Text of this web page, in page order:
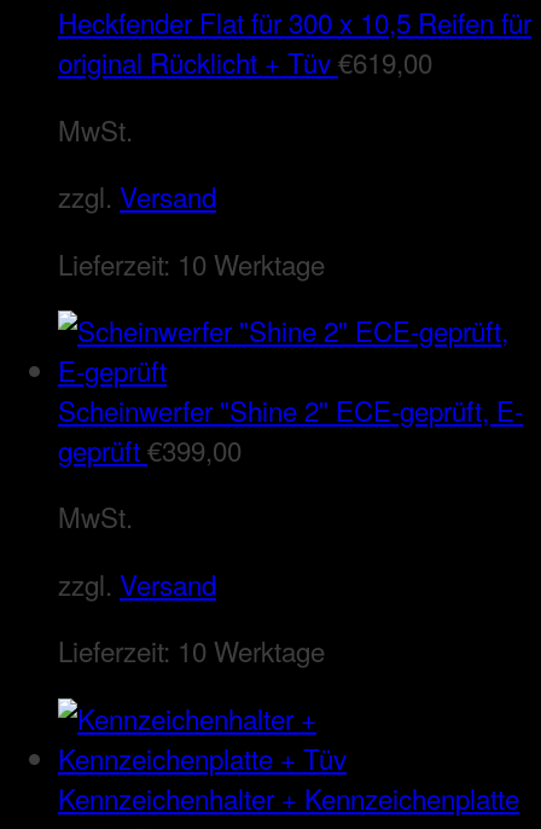
Heckfender Flat für 300 x 10,5 Reifen für
original Rücklicht + Tüv€619,00
MwSt.
zzgl. Versand
Lieferzeit: 10 Werktage
Scheinwerfer "Shine 2" ECE-geprüft, E-
geprüft€399,00
MwSt.
zzgl. Versand
Lieferzeit: 10 Werktage
Kennzeichenhalter + Kennzeichenplatte